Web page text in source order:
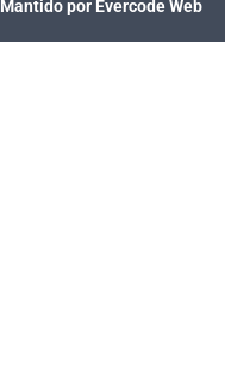
Mantido por Evercode Web